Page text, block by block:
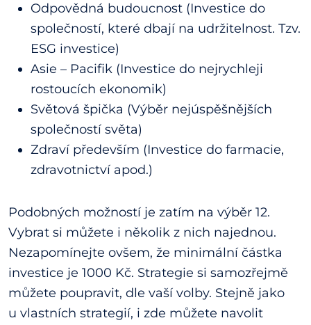
Odpovědná budoucnost (Investice do
společností, které dbají na udržitelnost. Tzv.
ESG investice)
Asie – Pacifik (Investice do nejrychleji
rostoucích ekonomik)
Světová špička (Výběr nejúspěšnějších
společností světa)
Zdraví především (Investice do farmacie,
zdravotnictví apod.)
Podobných možností je zatím na výběr 12.
Vybrat si můžete i několik z nich najednou.
Nezapomínejte ovšem, že minimální částka
investice je 1000 Kč. Strategie si samozřejmě
můžete poupravit, dle vaší volby. Stejně jako
u vlastních strategií, i zde můžete navolit